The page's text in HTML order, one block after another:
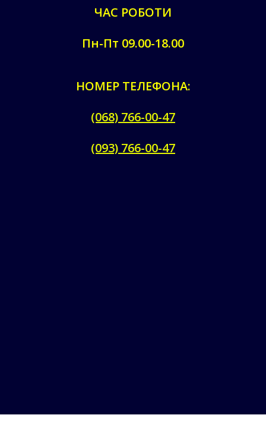
ЧАС РОБОТИ
Пн-Пт 09.00-18.00
НОМЕР ТЕЛЕФОНА:
(068) 766-00-47
(093) 766-00-47